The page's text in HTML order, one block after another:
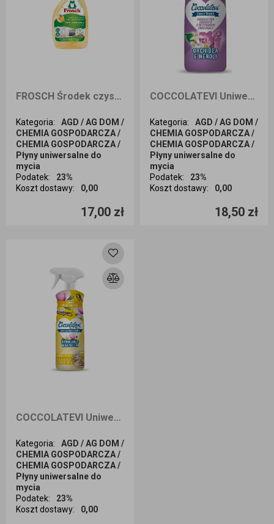
FROSCH Środek czyszczący do wszystkich powierzchni o zapachu pomarańczy 500ml
Kategoria:
AGD / AG DOM /
CHEMIA GOSPODARCZA /
CHEMIA GOSPODARCZA /
Płyny uniwersalne do
mycia
Podatek:
23%
Koszt dostawy: 0,00
17,00 zł
Ilość sztuk
COCCOLATEVI Uniwersalny środek czyszczący Orchidea 750ml
Kategoria:
AGD / AG DOM /
CHEMIA GOSPODARCZA /
CHEMIA GOSPODARCZA /
Płyny uniwersalne do
mycia
Podatek:
23%
Koszt dostawy: 0,00
18,50 zł
Ilość sztuk
COCCOLATEVI Uniwersalny środek czyszczący VANIGLIA 750ml
Kategoria:
AGD / AG DOM /
CHEMIA GOSPODARCZA /
CHEMIA GOSPODARCZA /
Płyny uniwersalne do
mycia
Podatek:
23%
Koszt dostawy: 0,00
Ilość sztuk